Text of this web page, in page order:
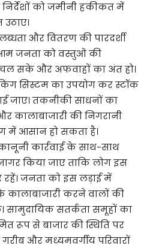
को जमीनी हकीकत में
और वितरण की पारदर्शी
आम जनता को वस्तुओं की
चल सके और अफवाहों का अंत हो।
सिस्टम का उपयोग कर स्टॉक
जाए। तकनीकी साधनों का
कालाबाजारी की निगरानी
में आसान हो सकता है।
कार्रवाई के साथ-साथ
किया जाए ताकि लोग इस
रहें। जनता को इस लड़ाई में
कालाबाजारी करने वालों की
सामुदायिक सतर्कता समूहों का
रूप से बाजार की स्थिति पर
और मध्यमवर्गीय परिवारों